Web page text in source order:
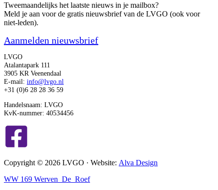
Tweemaandelijks het laatste nieuws in je mailbox?
Meld je aan voor de gratis nieuwsbrief van de LVGO (ook voor
niet-leden).
Aanmelden nieuwsbrief
LVGO
Atalantapark 111
3905 KR Veenendaal
E-mail: info@lvgo.nl
+31 (0)6 28 28 36 59
Handelsnaam: LVGO
KvK-nummer: 40534456
Copyright © 2026 LVGO · Website: Alva Design
WW 169 Werven_De_Roef